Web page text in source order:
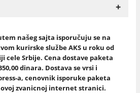
+
našeg sajta isporučuju se na
kurirske službe AKS u roku od
cele Srbije. Cena dostave paketa
dinara. Dostava se vrsi i
a, cenovnik isporuke paketa
zvanicnoj internet stranici.